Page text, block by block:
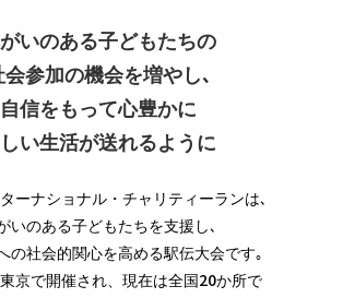
いのある子どもたちの
参加の機会を増やし､
自信をもって心豊かに
い生活が送れるように
ーナショナル・チャリティーランは､
いのある子どもたちを支援し､
の社会的関心を高める駅伝大会です｡
京で開催され、現在は全国20か所で